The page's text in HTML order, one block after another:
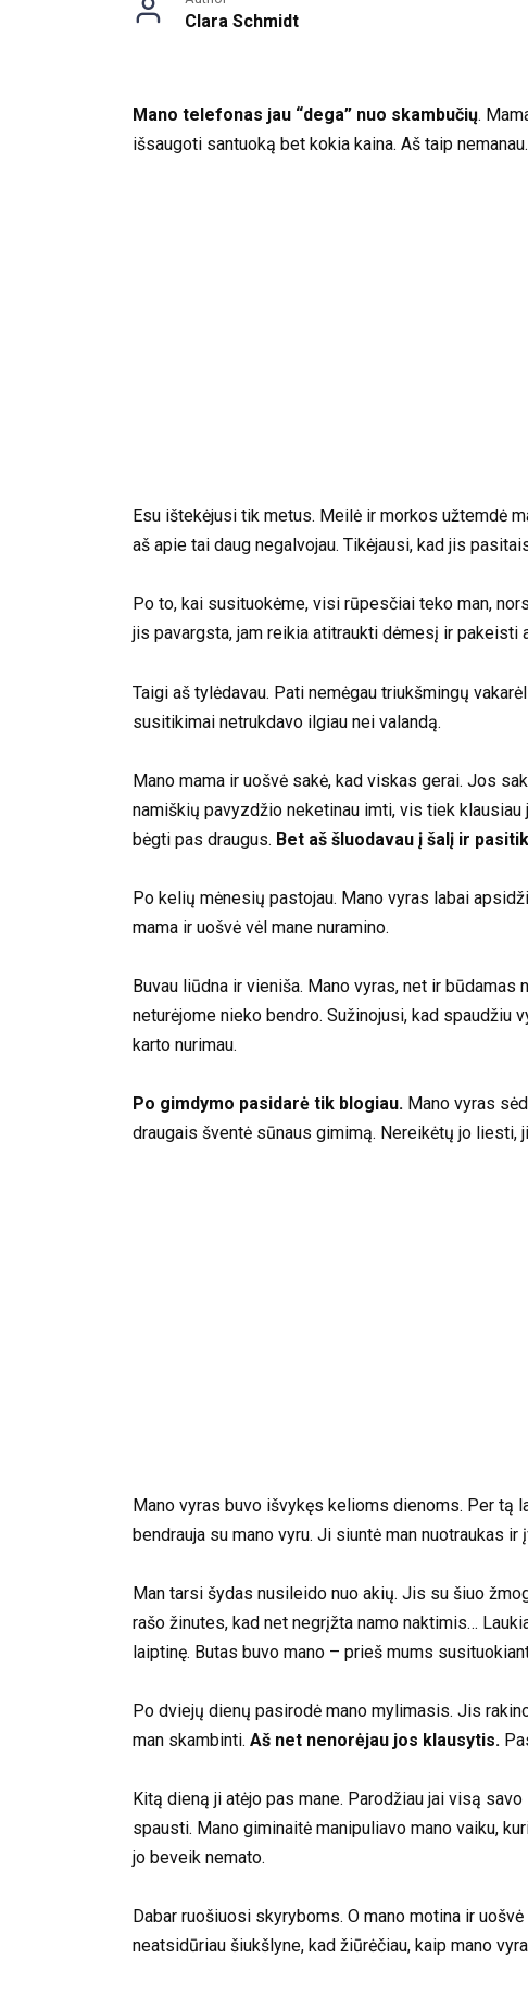
Clara Schmidt
Mano telefonas jau “dega” nuo skambučių.
išsaugoti santuoką bet kokia kaina. Aš taip nemanau.
Esu ištekėjusi tik metus. Meilė ir morkos užtemdė
aš apie tai daug negalvojau. Tikėjausi, kad jis
Po to, kai susituokėme, visi rūpesčiai teko man,
jis pavargsta, jam reikia atitraukti dėmesį ir pakeisti
Taigi aš tylėdavau. Pati nemėgau triukšmingų
susitikimai netrukdavo ilgiau nei valandą.
Mano mama ir uošvė sakė, kad viskas gerai. Jos
namiškių pavyzdžio neketinau imti, vis tiek
bėgti pas draugus. Bet aš šluodavau į šalį ir
Po kelių mėnesių pastojau. Mano vyras labai
mama ir uošvė vėl mane nuramino.
Buvau liūdna ir vieniša. Mano vyras, net ir
neturėjome nieko bendro. Sužinojusi, kad spaudžiu
karto nurimau.
Po gimdymo pasidarė tik blogiau. Mano vyras
draugais šventė sūnaus gimimą. Nereikėtų jo liesti,
Mano vyras buvo išvykęs kelioms dienoms. Per tą
bendrauja su mano vyru. Ji siuntė man nuotraukas
Man tarsi šydas nusileido nuo akių. Jis su šiuo
rašo žinutes, kad net negrįžta namo naktimis…
laiptinę. Butas buvo mano – prieš mums
Po dviejų dienų pasirodė mano mylimasis. Jis
man skambinti. Aš net nenorėjau jos klausytis.
Kitą dieną ji atėjo pas mane. Parodžiau jai visą
spausti. Mano giminaitė manipuliavo mano vaiku,
jo beveik nemato.
Dabar ruošiuosi skyryboms. O mano motina ir
neatsidūriau šiukšlyne, kad žiūrėčiau, kaip mano